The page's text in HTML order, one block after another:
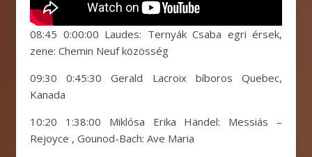
08:45 0:00:00 Laudes: Ternyák Csaba egri érsek,
zene: Chemin Neuf közösség
09:30 0:45:30 Gerald Lacroix bíboros Quebec,
Kanada
10:20 1:38:00 Miklósa Erika Händel: Messiás –
Rejoyce , Gounod-Bach: Ave Maria